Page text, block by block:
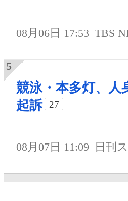
08月06日 17:53 TBS
競泳・本多灯、人
起訴
27
08月07日 11:09 日刊